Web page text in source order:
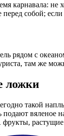
карнавала: не
собой;
рядом с
там же
ложки
такой
подают
растущие